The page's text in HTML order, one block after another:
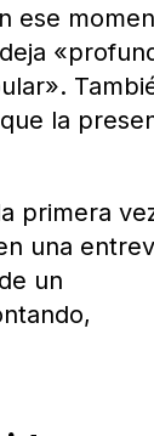
ese
la
primera
una
un